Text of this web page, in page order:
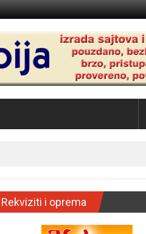
Rekviziti i oprema